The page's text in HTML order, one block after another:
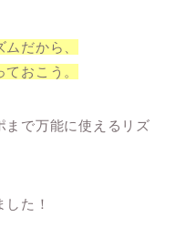
だから、
おこう。
まで万能に使えるリズ
た！